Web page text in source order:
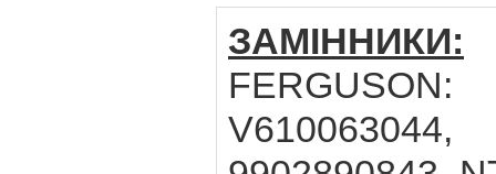
ЗАМІННИКИ:
V610063044,